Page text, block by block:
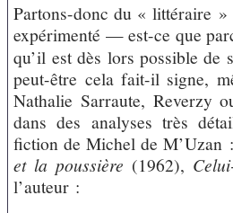
Partons-donc du « littéraire
expérimenté — est-ce que
qu’il est dès lors possible
peut-être cela fait-il signe,
Nathalie Sarraute, Reverzy
dans des analyses très
fiction de Michel de
et la poussière (1962),
l’auteur :